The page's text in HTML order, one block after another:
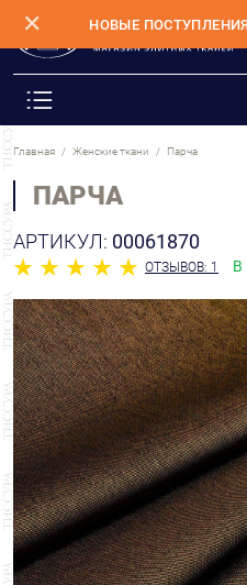
✕ НОВЫЕ
Главная Женские ткани Парча
ПАРЧА
АРТИКУЛ: 00061870
ОТЗЫВОВ: 1 В